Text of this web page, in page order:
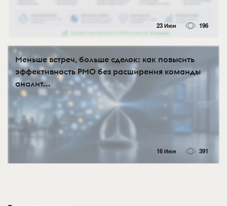
23 Июн 196
Меньше встреч, больше сделок: как повысить
эффективность PMO без расширения команды
аналит...
16 Июн 391